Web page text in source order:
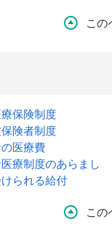
この
保険制度
険者制度
医療費
療制度のあらまし
られる給付
この